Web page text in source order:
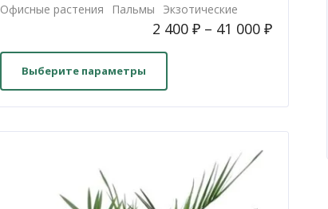
Офисные растения
Пальмы Экзотические
2 400 ₽– 41 000 ₽
Выберите параметры
имеет
несколько
выбрать
на